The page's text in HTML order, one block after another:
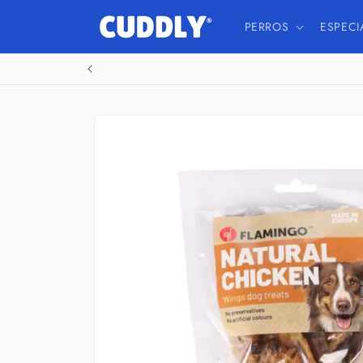
PERROS